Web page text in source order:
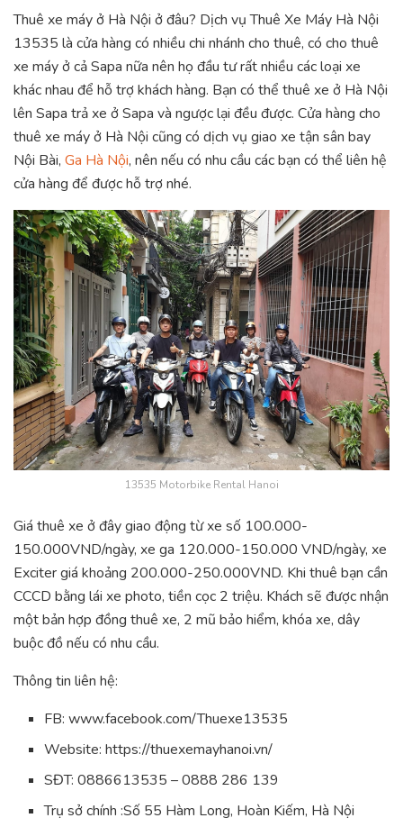
Thuê xe máy ở Hà Nội ở đâu? Dịch vụ Thuê Xe Máy Hà Nội
13535 là cửa hàng có nhiều chi nhánh cho thuê, có cho thuê
xe máy ở cả Sapa nữa nên họ đầu tư rất nhiều các loại xe
khác nhau để hỗ trợ khách hàng. Bạn có thể thuê xe ở Hà Nội
lên Sapa trả xe ở Sapa và ngược lại đều được. Cửa hàng cho
thuê xe máy ở Hà Nội cũng có dịch vụ giao xe tận sân bay
Nội Bài, Ga Hà Nội, nên nếu có nhu cầu các bạn có thể liên hệ
cửa hàng để được hỗ trợ nhé.
13535 Motorbike Rental Hanoi
Giá thuê xe ở đây giao động từ xe số 100.000-
150.000VND/ngày, xe ga 120.000-150.000 VND/ngày, xe
Exciter giá khoảng 200.000-250.000VND. Khi thuê bạn cần
CCCD bằng lái xe photo, tiền cọc 2 triệu. Khách sẽ được nhận
một bản hợp đồng thuê xe, 2 mũ bảo hiểm, khóa xe, dây
buộc đồ nếu có nhu cầu.
Thông tin liên hệ:
FB: www.facebook.com/Thuexe13535
Website: https://thuexemayhanoi.vn/
SĐT: 0886613535 – 0888 286 139
Trụ sở chính :Số 55 Hàm Long, Hoàn Kiếm, Hà Nội